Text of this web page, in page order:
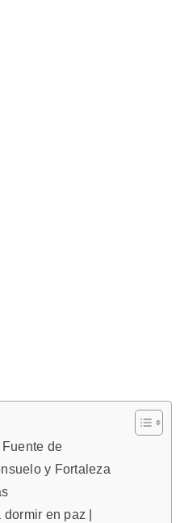
de
y Fortaleza
en paz |